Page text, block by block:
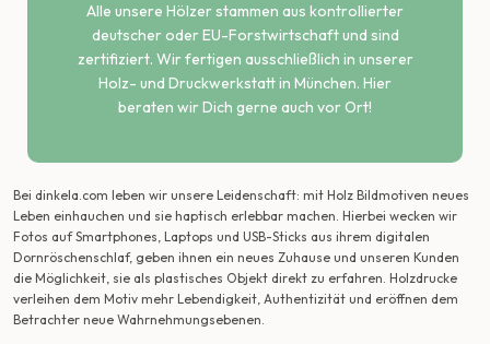
Alle unsere Hölzer stammen aus kontrollierter
deutscher oder EU-Forstwirtschaft und sind
zertifiziert. Wir fertigen ausschließlich in unserer
Holz- und Druckwerkstatt in München. Hier
beraten wir Dich gerne auch vor Ort!
Bei dinkela.com leben wir unsere Leidenschaft: mit Holz Bildmotiven neues
Leben einhauchen und sie haptisch erlebbar machen. Hierbei wecken wir
Fotos auf Smartphones, Laptops und USB-Sticks aus ihrem digitalen
Dornröschenschlaf, geben ihnen ein neues Zuhause und unseren Kunden
die Möglichkeit, sie als plastisches Objekt direkt zu erfahren. Holzdrucke
verleihen dem Motiv mehr Lebendigkeit, Authentizität und eröffnen dem
Betrachter neue Wahrnehmungsebenen.